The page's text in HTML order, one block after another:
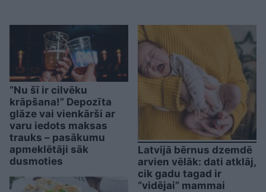
“Nu šī ir cilvēku
krāpšana!” Depozīta
glāze vai vienkārši ar
varu iedots maksas
trauks – pasākumu
apmeklētāji sāk
dusmoties
Latvijā bērnus dzemdē
arvien vēlāk: dati atklāj,
cik gadu tagad ir
“vidējai” mammai